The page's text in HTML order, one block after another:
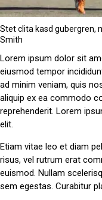
Stet clita kasd gubergren,
Smith
Lorem ipsum dolor sit
eiusmod tempor
ad minim veniam, quis
aliquip ex ea commodo
reprehenderit. Lorem
elit.
Etiam vitae leo et diam
risus, vel rutrum erat
euismod. Nullam
sem egestas. Curabitur